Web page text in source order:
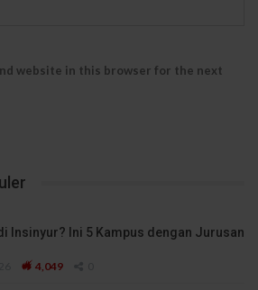
website in this browser for the next
Insinyur? Ini 5 Kampus dengan Jurusan
4,049